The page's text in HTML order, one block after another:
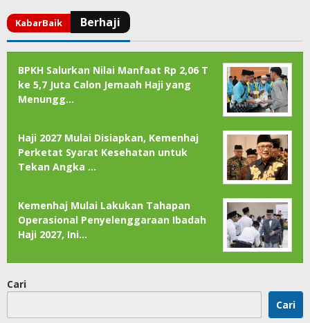
BPKH Salurkan Nilai Manfaat Rp 2,06 T
ke 5,7 Juta Calon Jemaah Haji yang
Menungg…
Haji 2027 Mulai Disiapkan, Kemenhaj
Perketat Syarat Kesehatan untuk
Tekan Angka …
Kemenhaj Mulai Lakukan Tahapan
Operasional Penyelenggaraan Ibadah
Haji 2027, Ini…
Cari
Cari